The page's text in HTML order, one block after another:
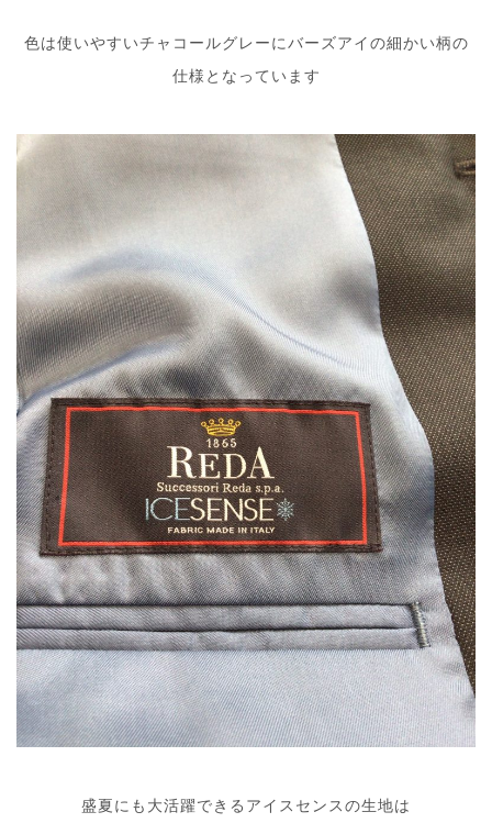
色は使いやすいチャコールグレーにバーズアイの細かい柄の
仕様となっています
盛夏にも大活躍できるアイスセンスの生地は